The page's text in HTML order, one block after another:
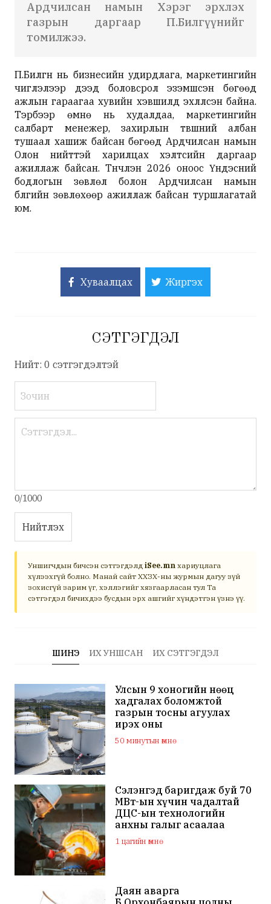
Ардчилсан намын Хэрэг эрхлэх
газрын даргаар П.Билгүүнийг
томилжээ.
П.Билгүүн нь бизнесийн удирдлага, маркетингийн
чиглэлээр дээд боловсрол эзэмшсэн бөгөөд
ажлын гараагаа хувийн хэвшилд эхлүүлсэн байна.
Тэрбээр өмнө нь худалдаа, маркетингийн
салбарт менежер, захирлын түвшний албан
тушаал хашиж байсан бөгөөд Ардчилсан намын
Олон нийттэй харилцах хэлтсийн даргаар
ажиллаж байсан. Түүнчлэн 2026 оноос Үндэсний
бодлогын зөвлөл болон Ардчилсан намын
бүлгийн зөвлөхөөр ажиллаж байсан туршлагатай
юм.
Хуваалцах Жиргэх
СЭТГЭГДЭЛ
Нийт: 0 сэтгэгдэлтэй
0/1000
Нийтлэх
Уншигчдын бичсэн сэтгэгдэлд iSee.mn хариуцлага
хүлээхгүй болно. Манай сайт ХХЗХ-ны журмын дагуу зүй
зохисгүй зарим үг, хэллэгийг хязгаарласан тул Та
сэтгэгдэл бичихдээ бусдын эрх ашгийг хүндэтгэн үзнэ үү.
ШИНЭ ИХ УНШСАН ИХ СЭТГЭГДЭЛ
Улсын 9 хоногийн нөөц
хадгалах боломжтой
газрын тосны агуулах
ирэх оны
арванхоёрдугаар сар
ашиглалтад орно
50 минутын өмнө
Сэлэнгэд баригдаж буй 70
МВт-ын хүчин чадалтай
ДЦС-ын технологийн
анхны галыг асаалаа
1 цагийн өмнө
Даян аварга